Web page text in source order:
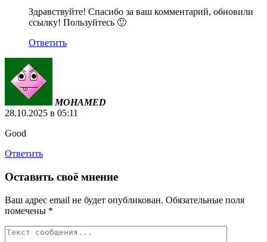
Здравствуйте! Спасибо за ваш комментарий, обновили
ссылку! Пользуйтесь 🙂
Ответить
MOHAMED
28.10.2025 в 05:11
Good
Ответить
Оставить своё мнение
Ваш адрес email не будет опубликован. Обязательные поля
помечены *